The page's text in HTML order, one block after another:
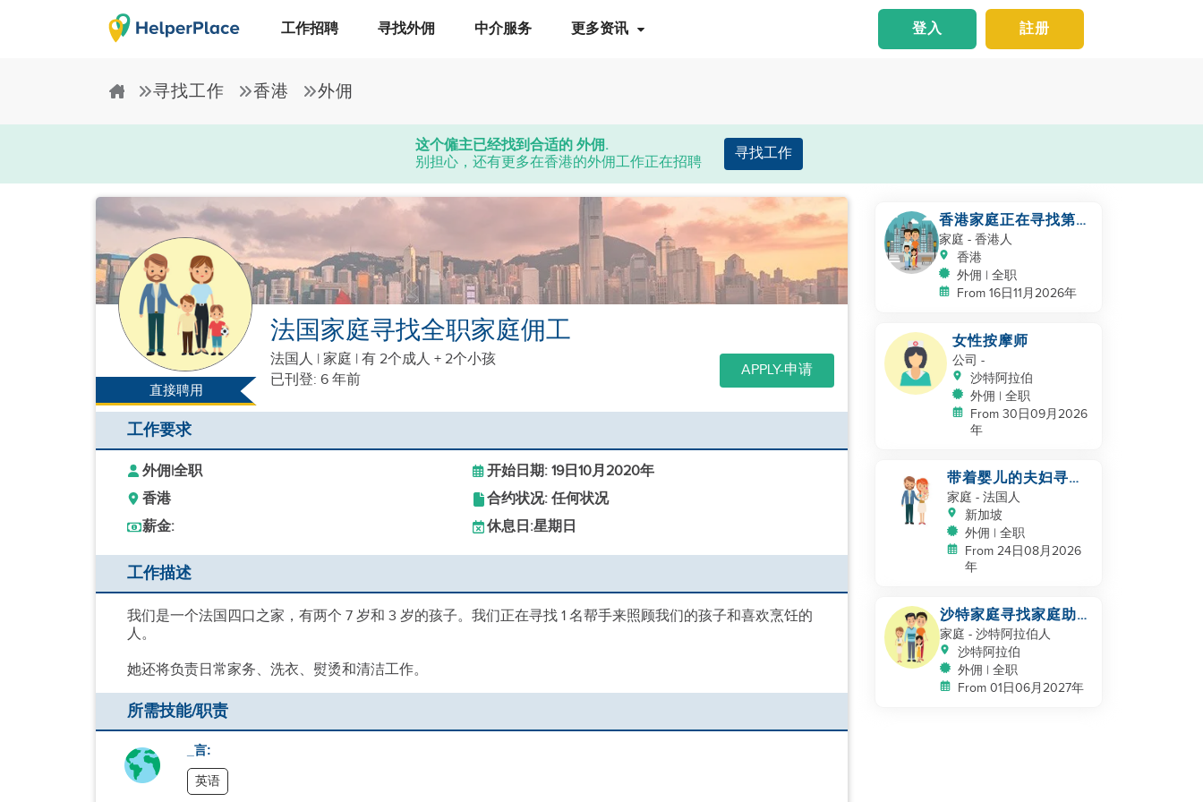
工作招聘 寻找外佣 中介服务 更多资讯 註册
登入
寻找工作 香港 外佣
这个僱主已经找到合适的 外佣.
别担心，还有更多在香港的外佣工作正在招聘
寻找工作
直接聘用
法国家庭寻找全职家庭佣工
法国人 | 家庭 | 有 2个成人 + 2个小孩
已刊登: 6 年前
APPLY-申请
工作要求
外佣|全职
开始日期: 19日10月2020年
香港
合约状况: 任何状况
薪金:
休息日:星期日
工作描述
我们是一个法国四口之家，有两个 7 岁和 3 岁的孩子。我们正在寻找 1 名帮手来照顾我们的孩子和喜欢烹饪的
人。
她还将负责日常家务、洗衣、熨烫和清洁工作。
所需技能/职责
_言:
英语
香港家庭正在寻找第二
位帮手照顾幼儿
家庭 - 香港人
香港
外佣 | 全职
From 16日11月2026年
女性按摩师
公司 -
沙特阿拉伯
外佣 | 全职
From 30日09月2026
年
带着婴儿的夫妇寻找
帮手
家庭 - 法国人
新加坡
外佣 | 全职
From 24日08月2026
年
沙特家庭寻找家庭助
理，保姆
家庭 - 沙特阿拉伯人
沙特阿拉伯
外佣 | 全职
From 01日06月2027年